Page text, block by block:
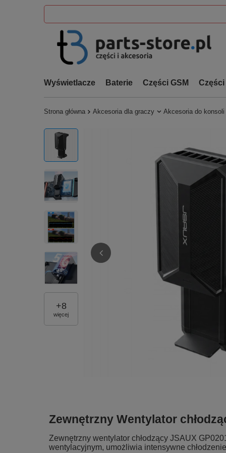
Wyświetlacze Baterie Części GSM
Strona główna Akcesoria dla graczy Akcesoria do
+8
więcej
Zewnętrzny Wentylator
Zewnętrzny wentylator chłodzący JSAUX
wentylacyjnym, umożliwia intensywne